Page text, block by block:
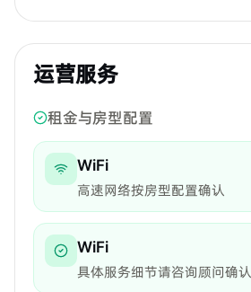
运营服务
租金与房型配置
WiFi
高速网络按房型配置确认
WiFi
具体服务细节请咨询顾问确认